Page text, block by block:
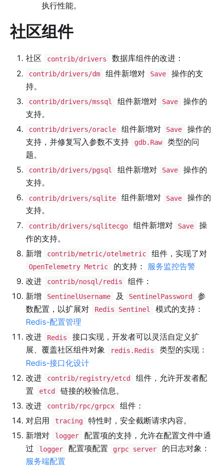
执行性能。
社区组件
社区 contrib/drivers 数据库组件的改进：
contrib/drivers/dm 组件新增对 Save
操作的支
持。
contrib/drivers/mssql 组件新增对 Save
操作的
支持。
contrib/drivers/oracle 组件新增对 Save
操作的
支持，并修复写入参数不支持
gdb.Raw
类型的问
题。
contrib/drivers/pgsql 组件新增对 Save
操作的
支持。
contrib/drivers/sqlite 组件新增对 Save
操作的
支持。
contrib/drivers/sqlitecgo 组件新增对 Save
操
作的支持。
新增
contrib/metric/otelmetric 组件，实现了对
OpenTelemetry Metric 的支持：
服务监控告警
改进
contrib/nosql/redis
组件：
新增
SentinelUsername 及 SentinelPassword
参
数配置，以扩展对
Redis Sentinel
模式的支持：
Redis-配置管理
改进
Redis
接口实现，开发者可以灵活自定义扩
展、覆盖社区组件对象
redis.Redis
类型的实现：
Redis-接口化设计
改进
contrib/registry/etcd
组件，允许开发者配
置
etcd
链接的校验信息。
改进
contrib/rpc/grpcx
组件：
对启用
tracing
特性时，安全截断请求内容。
新增对
logger
配置项的支持，允许在配置文件中通
过
logger 配置项配置 grpc server
的日志对象：
服务端配置